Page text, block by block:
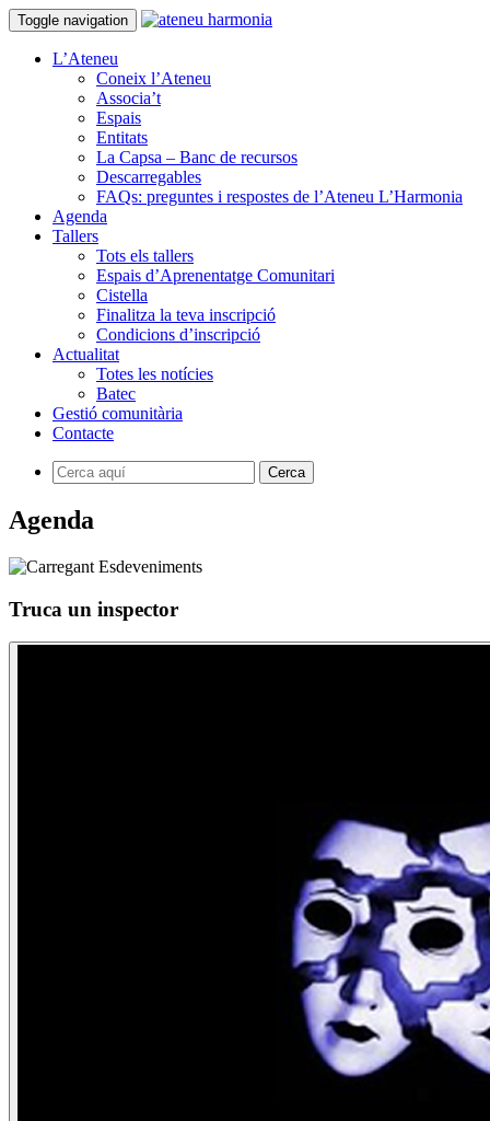
Toggle navigation
L’Ateneu
Coneix l’Ateneu
Associa’t
Espais
Entitats
La Capsa – Banc de recursos
Descarregables
FAQs: preguntes i respostes de l’Ateneu L’Harmonia
Agenda
Tallers
Tots els tallers
Espais d’Aprenentatge Comunitari
Cistella
Finalitza la teva inscripció
Condicions d’inscripció
Actualitat
Totes les notícies
Batec
Gestió comunitària
Contacte
Agenda
Truca un inspector